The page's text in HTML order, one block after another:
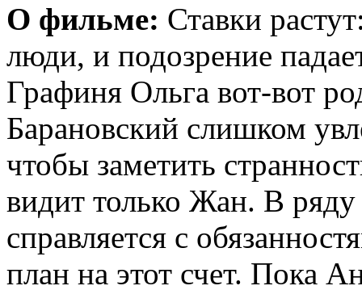
О фильме: Ставки
люди, и подозрение
Графиня Ольга вот-вот
Барановский слишком
чтобы заметить
видит только Жан. В
справляется с
план на этот счет. Пока